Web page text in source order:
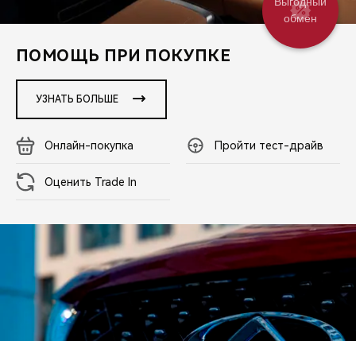
НАШИ МЕРОПРИЯТИЯ
ПОМОЩЬ ПРИ ПОКУПКЕ
УЗНАТЬ БОЛЬШЕ
Онлайн-покупка Пройти тест-драйв
Оценить Trade In
обмен